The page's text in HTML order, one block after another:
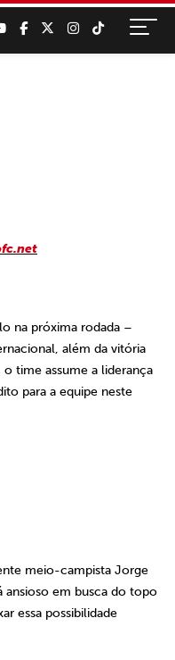
na próxima rodada –
além da vitória
time assume a liderança
para a equipe neste
meio-campista Jorge
ansioso em busca do topo
essa possibilidade